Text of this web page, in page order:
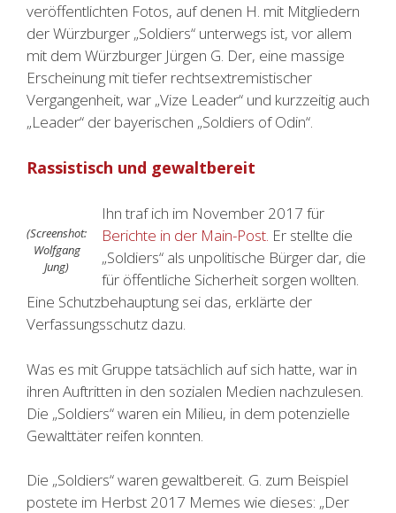
veröffentlichten Fotos, auf denen H. mit Mitgliedern
der Würzburger „Soldiers“ unterwegs ist, vor allem
mit dem Würzburger Jürgen G. Der, eine massige
Erscheinung mit tiefer rechtsextremistischer
Vergangenheit, war „Vize Leader“ und kurzzeitig auch
„Leader“ der bayerischen „Soldiers of Odin“.
Rassistisch und gewaltbereit
(Screenshot:
Wolfgang
Jung)
Ihn traf ich im November 2017 für
Berichte in der Main-Post. Er stellte die
„Soldiers“ als unpolitische Bürger dar, die
für öffentliche Sicherheit sorgen wollten.
Eine Schutzbehauptung sei das, erklärte der
Verfassungsschutz dazu.
Was es mit Gruppe tatsächlich auf sich hatte, war in
ihren Auftritten in den sozialen Medien nachzulesen.
Die „Soldiers“ waren ein Milieu, in dem potenzielle
Gewalttäter reifen konnten.
Die „Soldiers“ waren gewaltbereit. G. zum Beispiel
postete im Herbst 2017 Memes wie dieses: „Der